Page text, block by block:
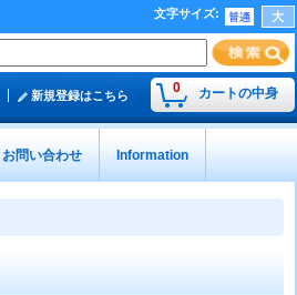
文字サイズ:
0 カートの中身
新規登録はこちら
お問い合わせ Information